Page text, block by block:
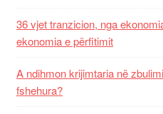
36 vjet tranzicion, nga
ekonomia e përfitimit
A ndihmon krijimtaria në
fshehura?